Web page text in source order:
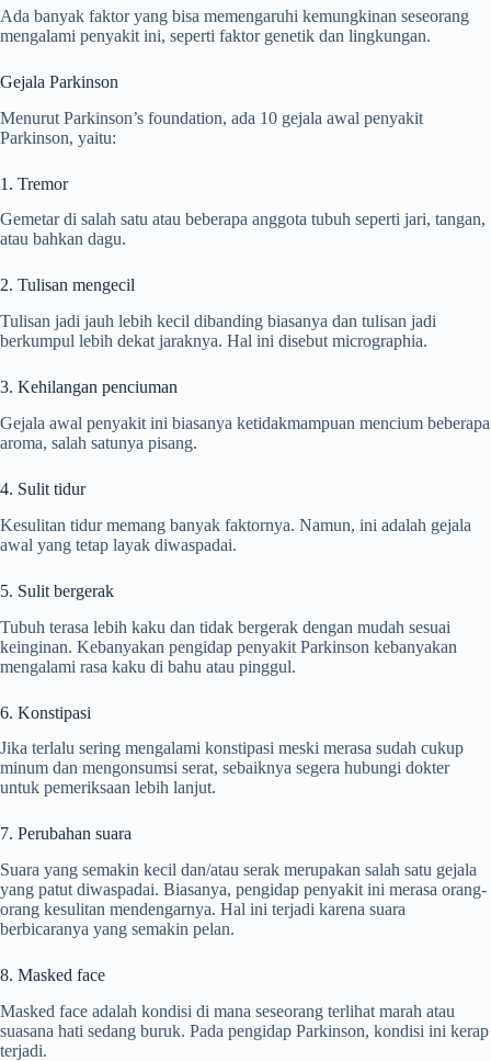
Ada banyak faktor yang bisa memengaruhi kemungkinan seseorang
mengalami penyakit ini, seperti faktor genetik dan lingkungan.
Gejala Parkinson
Menurut Parkinson’s foundation, ada 10 gejala awal penyakit
Parkinson, yaitu:
1. Tremor
Gemetar di salah satu atau beberapa anggota tubuh seperti jari, tangan,
atau bahkan dagu.
2. Tulisan mengecil
Tulisan jadi jauh lebih kecil dibanding biasanya dan tulisan jadi
berkumpul lebih dekat jaraknya. Hal ini disebut micrographia.
3. Kehilangan penciuman
Gejala awal penyakit ini biasanya ketidakmampuan mencium beberapa
aroma, salah satunya pisang.
4. Sulit tidur
Kesulitan tidur memang banyak faktornya. Namun, ini adalah gejala
awal yang tetap layak diwaspadai.
5. Sulit bergerak
Tubuh terasa lebih kaku dan tidak bergerak dengan mudah sesuai
keinginan. Kebanyakan pengidap penyakit Parkinson kebanyakan
mengalami rasa kaku di bahu atau pinggul.
6. Konstipasi
Jika terlalu sering mengalami konstipasi meski merasa sudah cukup
minum dan mengonsumsi serat, sebaiknya segera hubungi dokter
untuk pemeriksaan lebih lanjut.
7. Perubahan suara
Suara yang semakin kecil dan/atau serak merupakan salah satu gejala
yang patut diwaspadai. Biasanya, pengidap penyakit ini merasa orang-
orang kesulitan mendengarnya. Hal ini terjadi karena suara
berbicaranya yang semakin pelan.
8. Masked face
Masked face adalah kondisi di mana seseorang terlihat marah atau
suasana hati sedang buruk. Pada pengidap Parkinson, kondisi ini kerap
terjadi.